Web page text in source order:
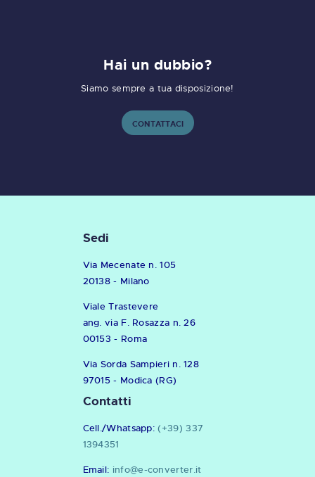
Hai un dubbio?
Siamo sempre a tua disposizione!
CONTATTACI
Sedi
Via Mecenate n. 105
20138 - Milano
Viale Trastevere
ang. via F. Rosazza n. 26
00153 - Roma
Via Sorda Sampieri n. 128
97015 - Modica (RG)
Contatti
Cell./Whatsapp:(+39) 337
1394351
Email: info@e-converter.it